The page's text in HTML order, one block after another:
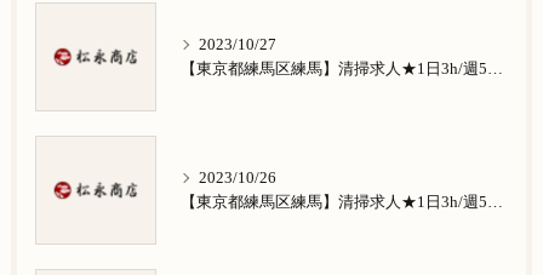
2023/10/27
【東京都練馬区練馬】清掃求人★1日3h/週5日/祝日お休み★谷原在住の方歓迎
2023/10/26
【東京都練馬区練馬】清掃求人★1日3h/週5日/祝日お休み★南田中在住の方歓迎